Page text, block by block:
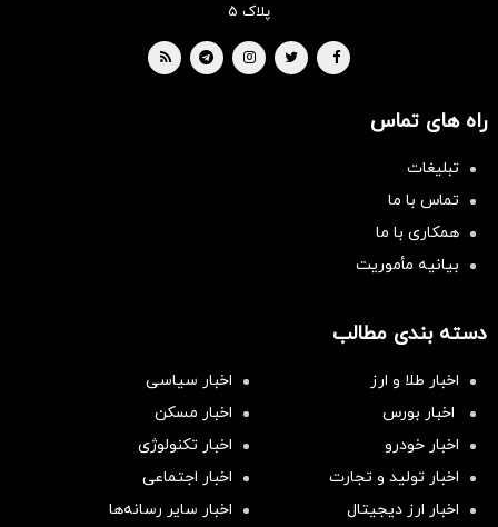
پلاک ۵
راه های تماس
تبلیغات
تماس با ما
همکاری با ما
بیانیه مأموریت
دسته بندی مطالب
اخبار طلا و ارز
اخبار سیاسی
اخبار بورس
اخبار مسکن
اخبار خودرو
اخبار تکنولوژی
اخبار تولید و تجارت
اخبار اجتماعی
اخبار ارز دیجیتال
اخبار سایر رسانه‌‌ها